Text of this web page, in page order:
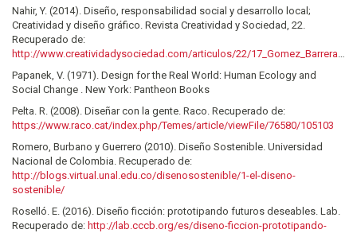
Nahir, Y. (2014). Diseño, responsabilidad social y desarrollo local;
Creatividad y diseño gráfico. Revista Creatividad y Sociedad, 22.
Recuperado de:
http://www.creatividadysociedad.com/articulos/22/17_Gomez_Barrera.pdf
Papanek, V. (1971). Design for the Real World: Human Ecology and
Social Change . New York: Pantheon Books
Pelta. R. (2008). Diseñar con la gente. Raco. Recuperado de:
https://www.raco.cat/index.php/Temes/article/viewFile/76580/105103
Romero, Burbano y Guerrero (2010). Diseño Sostenible. Universidad
Nacional de Colombia. Recuperado de:
http://blogs.virtual.unal.edu.co/disenosostenible/1-el-diseno-
sostenible/
Roselló. E. (2016). Diseño ficción: prototipando futuros deseables. Lab.
Recuperado de: http://lab.cccb.org/es/diseno-ficcion-prototipando-